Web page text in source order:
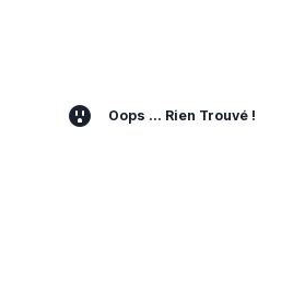
outlet Oops ... Rien Trouvé !